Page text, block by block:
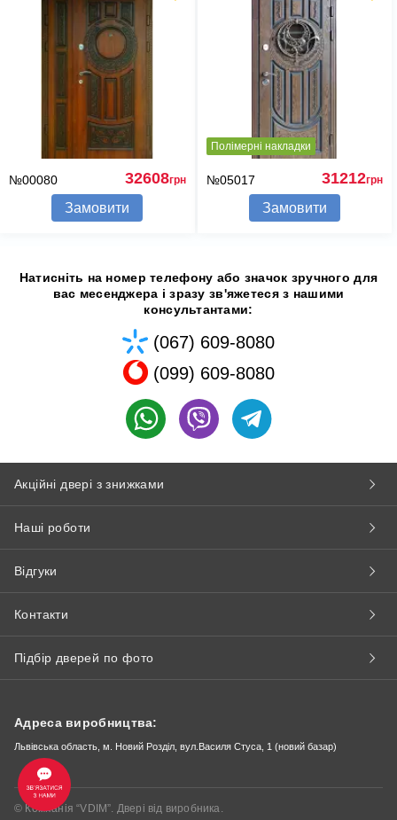
№00080 32608грн
Замовити
Полімерні накладки
№05017 31212грн
Замовити
Натисніть на номер телефону або значок зручного для
вас месенджера і зразу зв'яжетеся з нашими
консультантами:
(067) 609-8080
(099) 609-8080
Акційні двері з знижками
Наші роботи
Відгуки
Контакти
Підбір дверей по фото
Адреса виробництва:
Львівська область, м. Новий Розділ, вул.Василя Стуса, 1 (новий базар)
© Компанія “VDIM”. Двері від виробника.